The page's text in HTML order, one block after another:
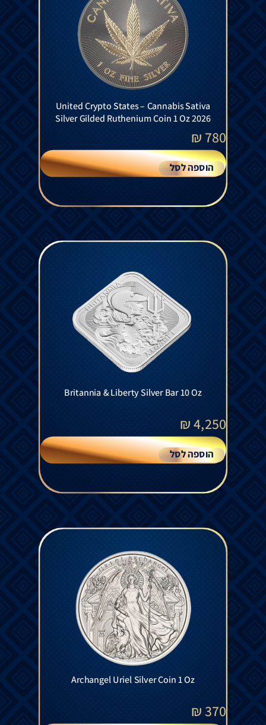
United Crypto States – Cannabis Sativa
Silver Gilded Ruthenium Coin 1 Oz 2026
780
₪
הוספה לסל
Britannia & Liberty Silver Bar 10 Oz
4,250
₪
הוספה לסל
Archangel Uriel Silver Coin 1 Oz
370
₪